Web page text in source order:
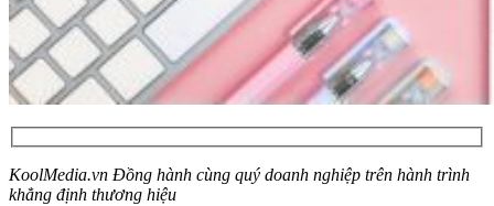
KoolMedia.vn Đồng hành cùng quý doanh nghiệp trên hành trình
khẳng định thương hiệu